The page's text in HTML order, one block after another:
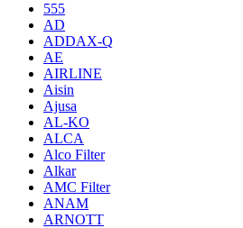
555
AD
ADDAX-Q
AE
AIRLINE
Aisin
Ajusa
AL-KO
ALCA
Alco Filter
Alkar
AMC Filter
ANAM
ARNOTT